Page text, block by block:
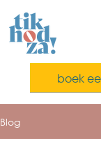
boek
Blog